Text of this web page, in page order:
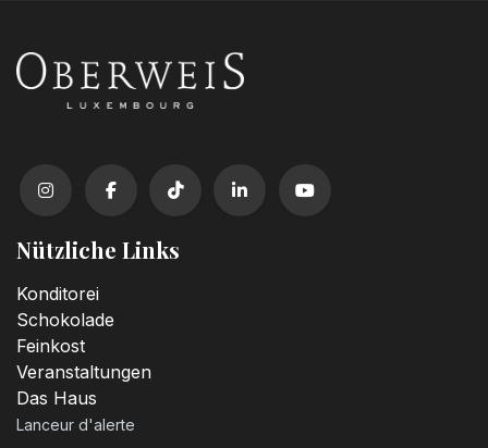
Nützliche Links
Konditorei
Schokolade
Feinkost
Veranstaltungen
Das Haus
Lanceur d'alerte